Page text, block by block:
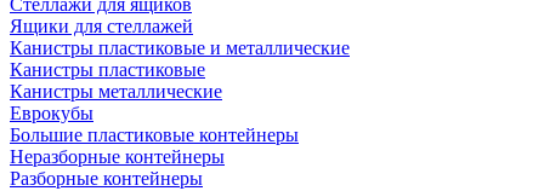
Стеллажи для ящиков
Ящики для стеллажей
Канистры пластиковые и металлические
Канистры пластиковые
Канистры металлические
Еврокубы
Большие пластиковые контейнеры
Неразборные контейнеры
Разборные контейнеры